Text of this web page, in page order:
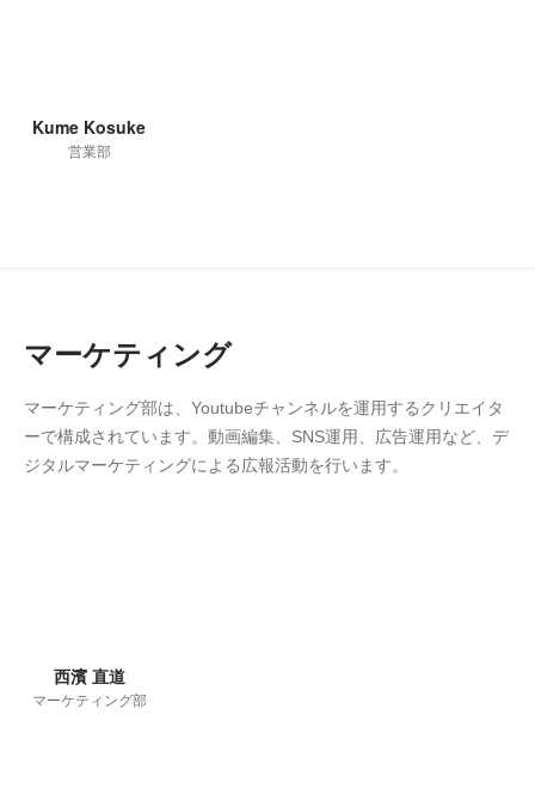
Kume Kosuke
営業部
マーケティング
マーケティング部は、Youtubeチャンネルを運用するクリエイタ
ーで構成されています。動画編集、SNS運用、広告運用など、デ
ジタルマーケティングによる広報活動を行います。
西濱 直道
マーケティング部